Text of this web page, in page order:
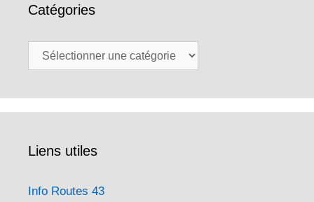
Catégories
Catégories
Liens utiles
Info Routes 43